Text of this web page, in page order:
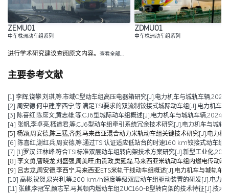
ZEMU01
中车株洲动车组系列
ZDMU01
中车株洲动车组系列
进行学术研究建议查阅原文内容。 查看全部…
主要参考文献
[1] 李辉,饶攀,刘琪,等.市域C型动车组高压电器箱研究[J].电力机车与城轨车辆
[2] 周安德,何中建,李西宁,等.满足TSI要求的双流制铰接式城际动车组[J].电力机车
[3] 陈喜红,陈席文,黄志雄,等.CJ6型城际动车组概述[J].电力机车与城轨车辆
[4] 张帆,李卓亮,嵇道君,等.CJ6型动车组牵引系统冗余技术研究[J].电力机车与城
[5] 杨颖,周安德,陈三猛,齐彪.马来西亚混合动力米轨动车组关键技术研究[J].电力
[6] 陈喜红,谢红兵,周安德,等.通过TSI认证适应低站台的时速160 km铰接式动车
[7] [1]罗汉,汪林峰.符合TSI标准双层动车组转向架技术方案研究[J].新型工业化
[8] 李文勇,曹晓龙,刘盛强,周美旺,曲贵政,类延磊.马来西亚米轨动车组内燃电传动
[9] 吕志龙,周安德,李西宁.马来西亚ETS米轨干线动车组概述[J].电力机车与城轨车
[10] 高彬,祝贺,易兴利,等.200 km/h速度等级双层动车组驱动装置的研发[J].电力
[11] 张麒,李冠军,颜志军.马其顿内燃动车组ZUC160-B型转向架的技术特征[J].技